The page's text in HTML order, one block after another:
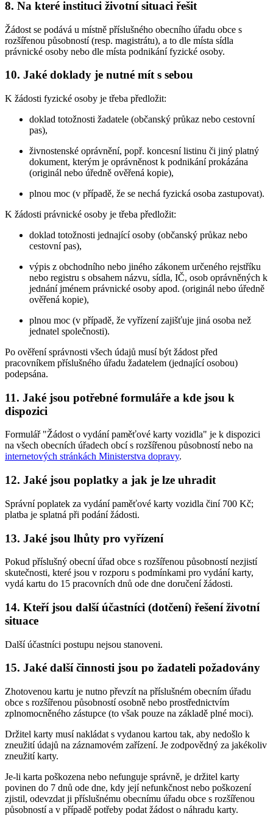
8. Na které instituci životní situaci řešit
Žádost se podává u místně příslušného obecního úřadu obce s
rozšířenou působností (resp. magistrátu), a to dle místa sídla
právnické osoby nebo dle místa podnikání fyzické osoby.
10. Jaké doklady je nutné mít s sebou
K žádosti fyzické osoby je třeba předložit:
doklad totožnosti žadatele (občanský průkaz nebo cestovní
pas),
živnostenské oprávnění, popř. koncesní listinu či jiný platný
dokument, kterým je oprávněnost k podnikání prokázána
(originál nebo úředně ověřená kopie),
plnou moc (v případě, že se nechá fyzická osoba zastupovat).
K žádosti právnické osoby je třeba předložit:
doklad totožnosti jednající osoby (občanský průkaz nebo
cestovní pas),
výpis z obchodního nebo jiného zákonem určeného rejstříku
nebo registru s obsahem názvu, sídla, IČ, osob oprávněných k
jednání jménem právnické osoby apod. (originál nebo úředně
ověřená kopie),
plnou moc (v případě, že vyřízení zajišťuje jiná osoba než
jednatel společnosti).
Po ověření správnosti všech údajů musí být žádost před
pracovníkem příslušného úřadu žadatelem (jednající osobou)
podepsána.
11. Jaké jsou potřebné formuláře a kde jsou k
dispozici
Formulář "Žádost o vydání paměťové karty vozidla" je k dispozici
na všech obecních úřadech obcí s rozšířenou působností nebo na
internetových stránkách Ministerstva dopravy.
12. Jaké jsou poplatky a jak je lze uhradit
Správní poplatek za vydání paměťové karty vozidla činí 700 Kč;
platba je splatná při podání žádosti.
13. Jaké jsou lhůty pro vyřízení
Pokud příslušný obecní úřad obce s rozšířenou působností nezjistí
skutečnosti, které jsou v rozporu s podmínkami pro vydání karty,
vydá kartu do 15 pracovních dnů ode dne doručení žádosti.
14. Kteří jsou další účastníci (dotčení) řešení životní
situace
Další účastníci postupu nejsou stanoveni.
15. Jaké další činnosti jsou po žadateli požadovány
Zhotovenou kartu je nutno převzít na příslušném obecním úřadu
obce s rozšířenou působností osobně nebo prostřednictvím
zplnomocněného zástupce (to však pouze na základě plné moci).
Držitel karty musí nakládat s vydanou kartou tak, aby nedošlo k
zneužití údajů na záznamovém zařízení. Je zodpovědný za jakékoliv
zneužití karty.
Je-li karta poškozena nebo nefunguje správně, je držitel karty
povinen do 7 dnů ode dne, kdy její nefunkčnost nebo poškození
zjistil, odevzdat ji příslušnému obecnímu úřadu obce s rozšířenou
působností a v případě potřeby podat žádost o náhradu karty.